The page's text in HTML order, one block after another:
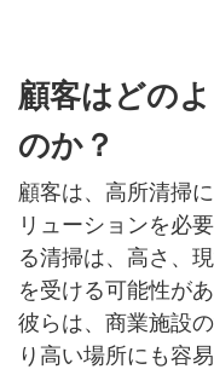
顧客はどの
のか？
顧客は、高所清掃
リューションを必
る清掃は、高さ、
を受ける可能性があ
彼らは、商業施設
り高い場所にも容